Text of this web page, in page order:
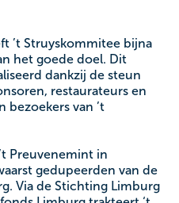
’t Struyskommitee bijna
het goede doel. Dit
dankzij de steun
restaurateurs en
bezoekers van ’t
Preuvenemint in
gedupeerden van de
Via de Stichting Limburg